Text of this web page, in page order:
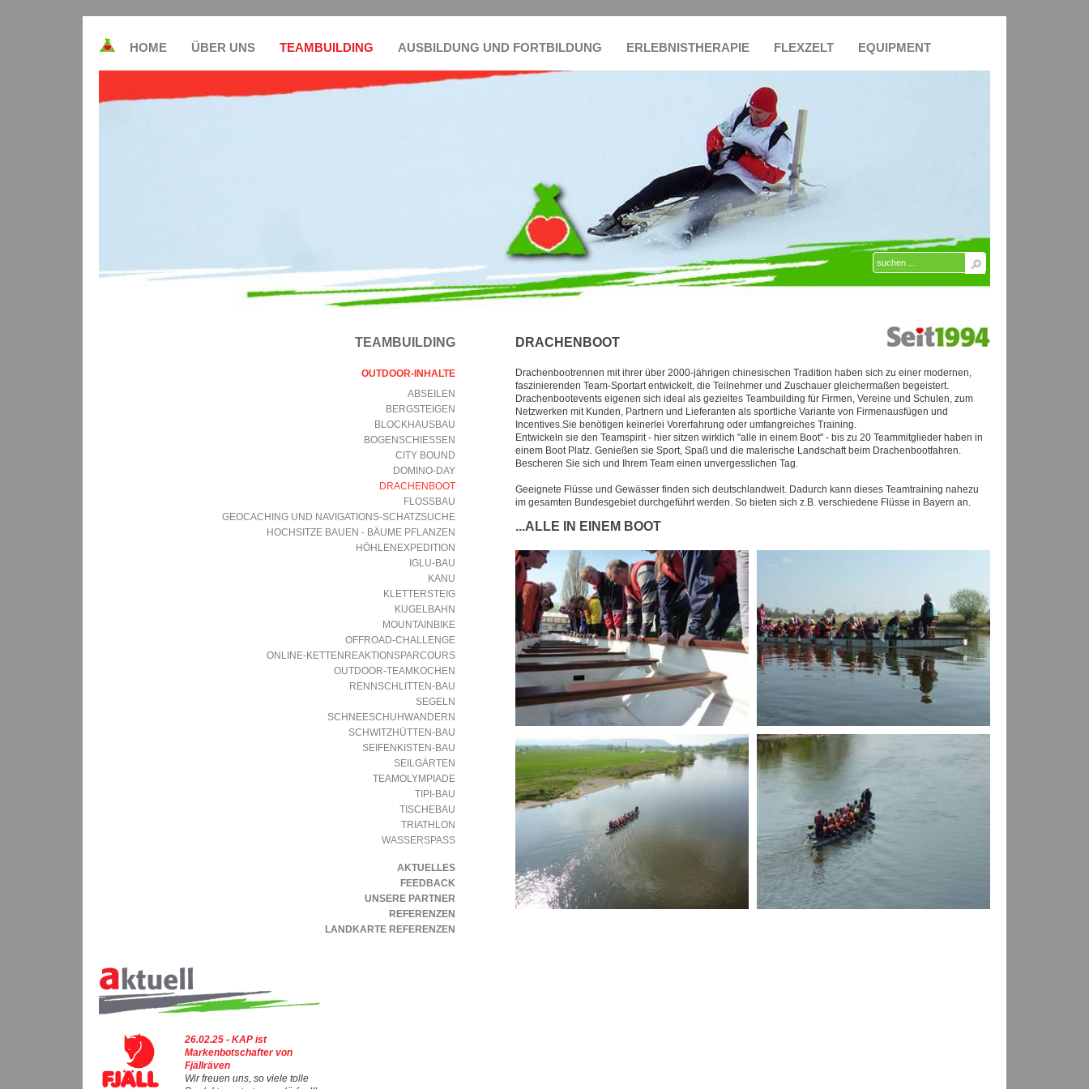
HOME ÜBER UNS TEAMBUILDING AUSBILDUNG UND FORTBILDUNG ERLEBNISTHERAPIE FLEXZELT EQUIPMENT
DRACHENBOOT
Drachenbootrennen mit ihrer über 2000-jährigen chinesischen Tradition haben sich zu einer modernen,
faszinierenden Team-Sportart entwickelt, die Teilnehmer und Zuschauer gleichermaßen begeistert.
Drachenbootevents eigenen sich ideal als gezieltes Teambuilding für Firmen, Vereine und Schulen, zum
Netzwerken mit Kunden, Partnern und Lieferanten als sportliche Variante von Firmenausfügen und
Incentives.Sie benötigen keinerlei Vorerfahrung oder umfangreiches Training.
Entwickeln sie den Teamspirit - hier sitzen wirklich "alle in einem Boot" - bis zu 20 Teammitglieder haben in
einem Boot Platz. Genießen sie Sport, Spaß und die malerische Landschaft beim Drachenbootfahren.
Bescheren Sie sich und Ihrem Team einen unvergesslichen Tag.
Geeignete Flüsse und Gewässer finden sich deutschlandweit. Dadurch kann dieses Teamtraining nahezu
im gesamten Bundesgebiet durchgeführt werden. So bieten sich z.B. verschiedene Flüsse in Bayern an.
...ALLE IN EINEM BOOT
TEAMBUILDING
OUTDOOR-INHALTE
ABSEILEN
BERGSTEIGEN
BLOCKHAUSBAU
BOGENSCHIESSEN
CITY BOUND
DOMINO-DAY
DRACHENBOOT
FLOSSBAU
GEOCACHING UND NAVIGATIONS-SCHATZSUCHE
HOCHSITZE BAUEN - BÄUME PFLANZEN
HÖHLENEXPEDITION
IGLU-BAU
KANU
KLETTERSTEIG
KUGELBAHN
MOUNTAINBIKE
OFFROAD-CHALLENGE
ONLINE-KETTENREAKTIONSPARCOURS
OUTDOOR-TEAMKOCHEN
RENNSCHLITTEN-BAU
SEGELN
SCHNEESCHUHWANDERN
SCHWITZHÜTTEN-BAU
SEIFENKISTEN-BAU
SEILGÄRTEN
TEAMOLYMPIADE
TIPI-BAU
TISCHEBAU
TRIATHLON
WASSERSPASS
AKTUELLES
FEEDBACK
UNSERE PARTNER
REFERENZEN
LANDKARTE REFERENZEN
26.02.25 - KAP ist
Markenbotschafter von
Fjällräven
Wir freuen uns, so viele tolle